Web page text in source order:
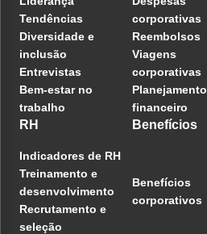
Tendências
Diversidade e
inclusão
Entrevistas
Bem-estar no
trabalho
corporativas
Reembolsos
Viagens
corporativas
Planejamento
financeiro
RH
Indicadores de RH
Treinamento e
desenvolvimento
Recrutamento e
seleção
Benefícios
Benefícios
corporativos